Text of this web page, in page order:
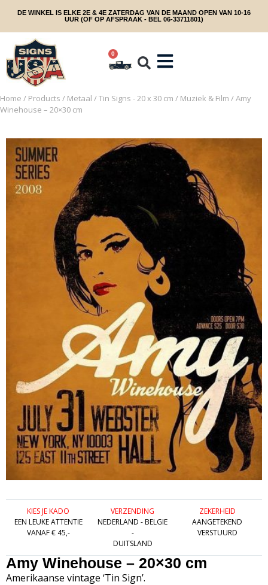
DE WINKEL IS ELKE 2E & 4E ZATERDAG VAN DE MAAND OPEN VAN 10-16
UUR (OF OP AFSPRAAK - BEL 06-33711801)
0
Home / Products / Metaal /Tin Signs - 20 x 30 cm / Muziek & Film / Amy
Winehouse – 20×30 cm
KIES JE KADO
EEN LEUKE ATTENTIE
VANAF € 45,-
VERZENDING
NEDERLAND - BELGIE
-
DUITSLAND
ZEKERHEID
AANGETEKEND
VERSTUURD
Amy Winehouse – 20×30 cm
Amerikaanse vintage ‘Tin Sign’.